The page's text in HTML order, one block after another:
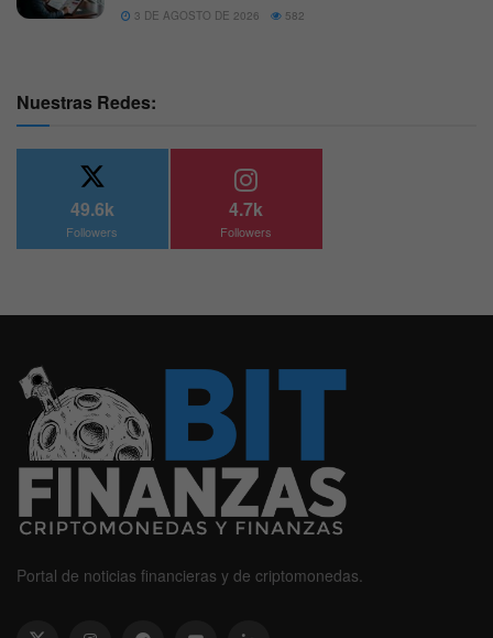
3 DE AGOSTO DE 2026 582
Nuestras Redes:
49.6k
Followers
4.7k
Followers
Portal de noticias financieras y de criptomonedas.